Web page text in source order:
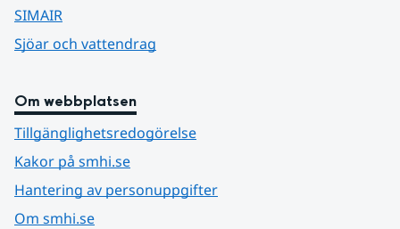
SIMAIR
Sjöar och vattendrag
Om webbplatsen
Tillgänglighetsredogörelse
Kakor på smhi.se
Hantering av personuppgifter
Om smhi.se